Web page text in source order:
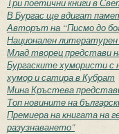
Три поетични книги в
В Бургас ще вдигат
Авторът на “Писмо до
Национален
Млад творец представи
Бургаските хумористи с
хумор и сатира в Кубрат
Мина Кръстева
Топ новините на
Премиера на книгата на
разузнаването"